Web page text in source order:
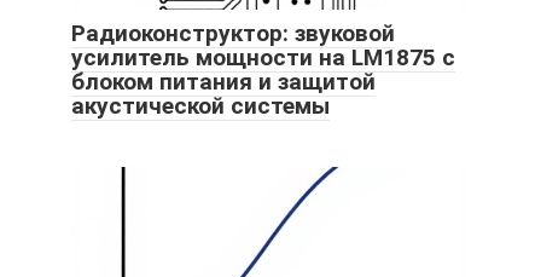
Радиоконструктор: звуковой
усилитель мощности на LM1875 с
блоком питания и защитой
акустической системы